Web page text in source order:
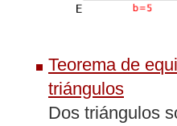
Teorema de
triángulos
Dos triángulos